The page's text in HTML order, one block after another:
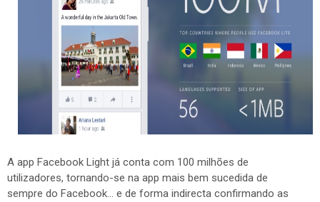
A app Facebook Light já conta com 100 milhões de
utilizadores, tornando-se na app mais bem sucedida de
sempre do Facebook... e de forma indirecta confirmando as